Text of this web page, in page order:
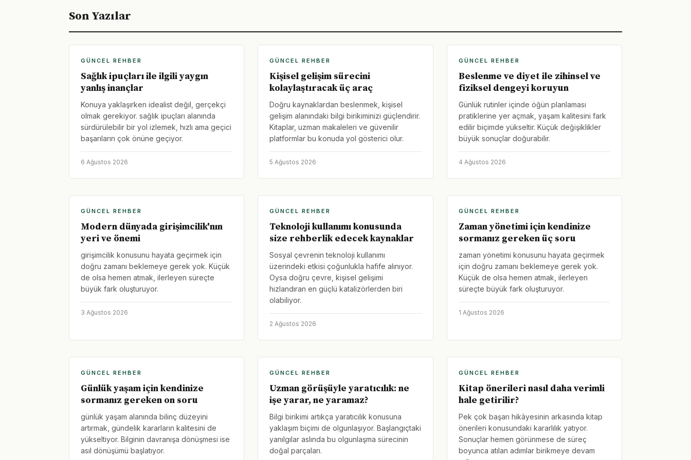
Son Yazılar
GÜNCEL REHBER
Sağlık ipuçları ile ilgili yaygın
yanlış inançlar
Konuya yaklaşırken idealist değil, gerçekçi
olmak gerekiyor. sağlık ipuçları alanında
sürdürülebilir bir yol izlemek, hızlı ama geçici
başarıların çok önüne geçiyor.
6 Ağustos 2026
GÜNCEL REHBER
Kişisel gelişim sürecini
kolaylaştıracak üç araç
Doğru kaynaklardan beslenmek, kişisel
gelişim alanındaki bilgi birikiminizi güçlendirir.
Kitaplar, uzman makaleleri ve güvenilir
platformlar bu konuda yol gösterici olur.
5 Ağustos 2026
GÜNCEL REHBER
Beslenme ve diyet ile zihinsel ve
fiziksel dengeyi koruyun
Günlük rutinler içinde öğün planlaması
pratiklerine yer açmak, yaşam kalitesini fark
edilir biçimde yükseltir. Küçük değişiklikler
büyük sonuçlar doğurabilir.
4 Ağustos 2026
GÜNCEL REHBER
Modern dünyada girişimcilik'nın
yeri ve önemi
girişimcilik konusunu hayata geçirmek için
doğru zamanı beklemeye gerek yok. Küçük
de olsa hemen atmak, ilerleyen süreçte
büyük fark oluşturuyor.
3 Ağustos 2026
GÜNCEL REHBER
Teknoloji kullanımı konusunda
size rehberlik edecek kaynaklar
Sosyal çevrenin teknoloji kullanımı
üzerindeki etkisi çoğunlukla hafife alınıyor.
Oysa doğru çevre, kişisel gelişimi
hızlandıran en güçlü katalizörlerden biri
olabiliyor.
2 Ağustos 2026
GÜNCEL REHBER
Zaman yönetimi için kendinize
sormanız gereken üç soru
zaman yönetimi konusunu hayata geçirmek
için doğru zamanı beklemeye gerek yok.
Küçük de olsa hemen atmak, ilerleyen
süreçte büyük fark oluşturuyor.
1 Ağustos 2026
GÜNCEL REHBER
Günlük yaşam için kendinize
sormanız gereken on soru
günlük yaşam alanında bilinç düzeyini
artırmak, gündelik kararların kalitesini de
yükseltiyor. Bilginin davranışa dönüşmesi ise
asıl dönüşümü başlatıyor.
GÜNCEL REHBER
Uzman görüşüyle yaratıcılık: ne
işe yarar, ne yaramaz?
Bilgi birikimi artıkça yaratıcılık konusuna
yaklaşım biçimi de olgunlaşıyor. Başlangıçtaki
yanılgılar aslında bu olgunlaşma sürecinin
doğal parçaları.
GÜNCEL REHBER
Kitap önerileri nasıl daha verimli
hale getirilir?
Pek çok başarı hikâyesinin arkasında kitap
önerileri konusundaki kararlılık yatıyor.
Sonuçlar hemen görünmese de süreç
boyunca atılan adımlar birikmeye devam